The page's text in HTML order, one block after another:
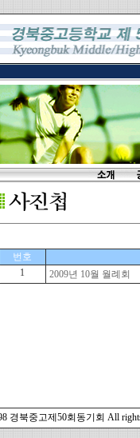
번호
1
2009년 10월 월례회
경북중고제50회동기회 All